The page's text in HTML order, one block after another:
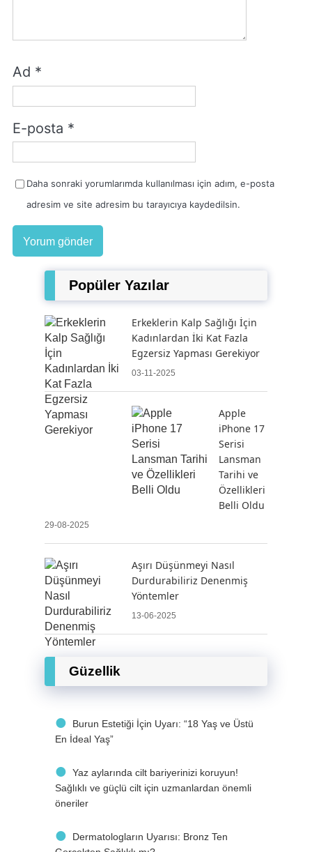
Ad *
E-posta *
Daha sonraki yorumlarımda kullanılması için adım, e-posta
adresim ve site adresim bu tarayıcıya kaydedilsin.
Popüler Yazılar
Erkeklerin Kalp Sağlığı İçin
Kadınlardan İki Kat Fazla
Egzersiz Yapması Gerekiyor
03-11-2025
Apple
iPhone 17
Serisi
Lansman
Tarihi ve
Özellikleri
Belli Oldu
29-08-2025
Aşırı Düşünmeyi Nasıl
Durdurabiliriz Denenmiş
Yöntemler
13-06-2025
Güzellik
Burun Estetiği İçin Uyarı: “18 Yaş ve Üstü
En İdeal Yaş”
Yaz aylarında cilt bariyerinizi koruyun!
Sağlıklı ve güçlü cilt için uzmanlardan önemli
öneriler
Dermatologların Uyarısı: Bronz Ten